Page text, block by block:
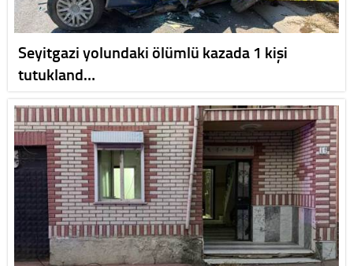
Seyitgazi yolundaki ölümlü kazada 1 kişi
tutukland…